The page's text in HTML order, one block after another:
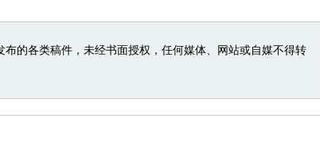
的各类稿件，未经书面授权，任何媒体、网站或自媒不得转